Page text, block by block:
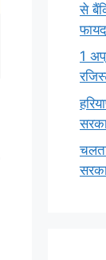
से
1